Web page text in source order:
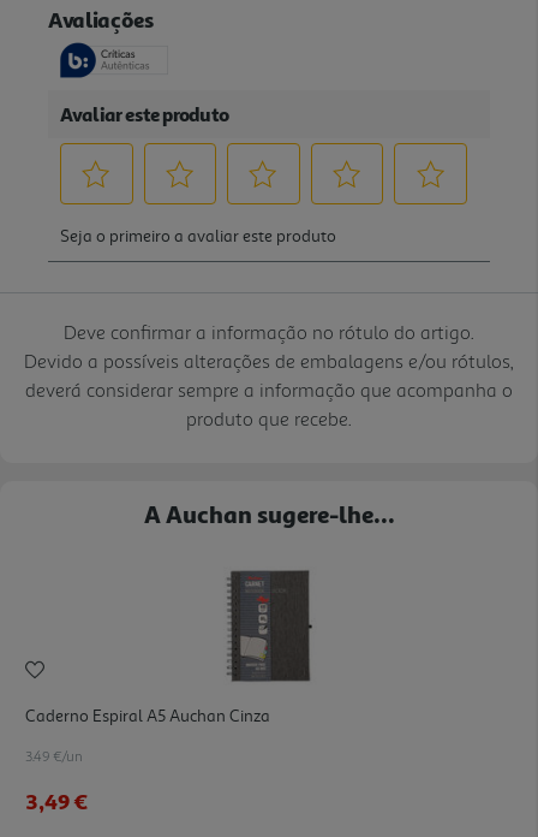
Deve confirmar a informação no rótulo do artigo.
Devido a possíveis alterações de embalagens e/ou rótulos,
deverá considerar sempre a informação que acompanha o
produto que recebe.
A Auchan sugere-lhe...
Caderno Espiral A5 Auchan Cinza
3.49 €/un
3,49 €